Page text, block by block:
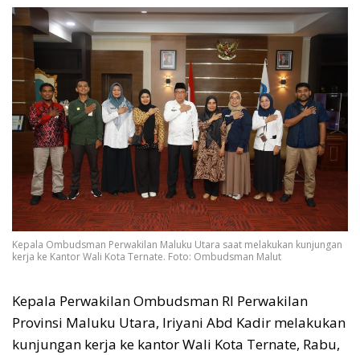
Kepala Ombudsman Perwakilan Maluku Utara saat melakukan kunjungan
kerja ke Kantor Wali Kota Ternate. Foto: Ombudsman Malut
Kepala Perwakilan Ombudsman RI Perwakilan
Provinsi Maluku Utara, Iriyani Abd Kadir melakukan
kunjungan kerja ke kantor Wali Kota Ternate, Rabu,